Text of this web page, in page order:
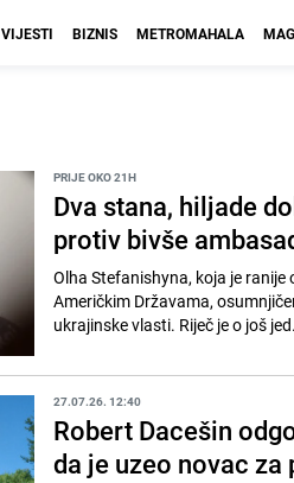
VIJESTI BIZNIS METROMAHALA
PRIJE OKO 21H
Dva stana, hiljade
protiv bivše
Olha Stefanishyna, koja je
Američkim Državama,
ukrajinske vlasti. Riječ je o još
27.07.26. 12:40
Robert Dacešin
da je uzeo novac